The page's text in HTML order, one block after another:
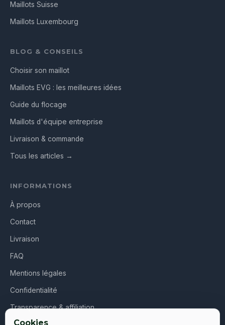
Maillots Suisse
Maillots Luxembourg
BLOG & CONSEILS
Choisir son maillot
Maillots EVG : les meilleures idées
Guide du flocage
Maillots d'équipe entreprise
Livraison & commande
Tous les articles →
INFORMATIONS
À propos
Contact
Livraison
FAQ
Mentions légales
Confidentialité
Transparence & affiliation
Cookies